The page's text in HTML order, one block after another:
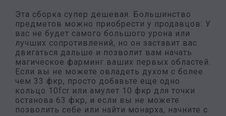
Эта сборка супер дешевая. Большинство
предметов можно приобрести у продавцов. У
вас не будет самого большого урона или
лучших сопротивлений, но он заставит вас
двигаться дальше и позволит вам начать
магическое фарминг ваших первых областей.
Если вы не можете овладеть духом с более
чем 33 фкр, просто добавьте еще одно
кольцо 10fcr или амулет 10 фкр для точки
останова 63 фкр, и если вы не можете
позволить себе или найти монарха, начните с